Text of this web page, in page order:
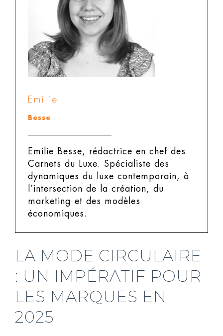
Emilie
Besse
Emilie Besse, rédactrice en chef des
Carnets du Luxe.
Spécialiste des
dynamiques du luxe contemporain, à
l’intersection de la création, du
marketing et des modèles
économiques.
LA MODE CIRCULAIRE
: UN IMPÉRATIF POUR
LES MARQUES EN
2025